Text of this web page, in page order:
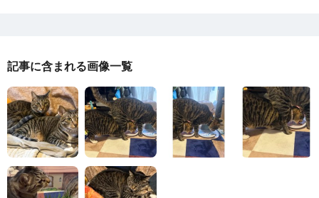
記事に含まれる画像一覧